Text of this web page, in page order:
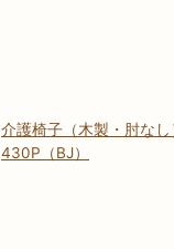
介護椅子（木製・肘な
430P（BJ）